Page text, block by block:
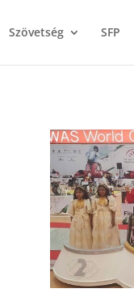
Szövetség SFP